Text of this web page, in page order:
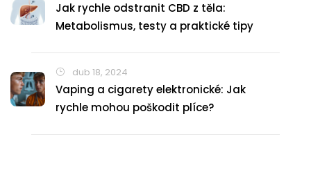
Jak rychle odstranit CBD z těla:
Metabolismus, testy a praktické tipy
dub 18, 2024
Vaping a cigarety elektronické: Jak
rychle mohou poškodit plíce?